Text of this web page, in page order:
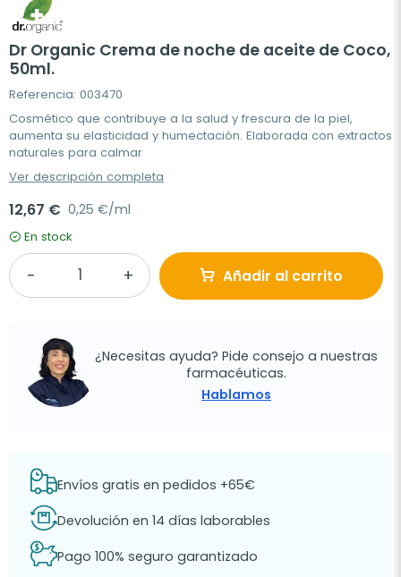
Dr Organic Crema de noche de aceite de Coco,
50ml.
Referencia: 003470
Cosmético que contribuye a la salud y frescura de la piel,
aumenta su elasticidad y humectación. Elaborada con extractos
naturales para calmar
Ver descripción completa
12,67 € 0,25 €/ml
En stock
Añadir al carrito
¿Necesitas ayuda? Pide consejo a nuestras
farmacéuticas.
Hablamos
Envíos gratis en pedidos +65€
Devolución en 14 días laborables
Pago 100% seguro garantizado